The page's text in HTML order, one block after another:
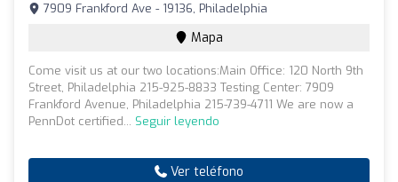
7909 Frankford Ave - 19136, Philadelphia
Mapa
Come visit us at our two locations:Main Office: 120 North 9th
Street, Philadelphia 215-925-8833 Testing Center: 7909
Frankford Avenue, Philadelphia 215-739-4711 We are now a
PennDot certified... Seguir leyendo
Ver teléfono